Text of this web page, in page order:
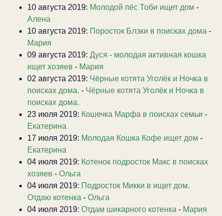
10 августа 2019: Молодой пёс Тоби ищет дом -
Алена
10 августа 2019: Поросток Блэки в поисках дома -
Мария
09 августа 2019: Дуся - молодая активная кошка
ищет хозяев - Мария
02 августа 2019: Чёрные котята Уголёк и Ночка в
поисках дома. - Чёрные котята Уголёк и Ночка в
поисках дома.
23 июля 2019: Кошечка Марфа в поисках семьи -
Екатерина
17 июля 2019: Молодая Кошка Кофе ищет дом -
Екатерина
04 июля 2019: Котенок подросток Макс в поисках
хозяев - Ольга
04 июля 2019: Подросток Микки в ищет дом.
Отдаю котенка - Ольга
04 июля 2019: Отдам шикарного котенка - Мария